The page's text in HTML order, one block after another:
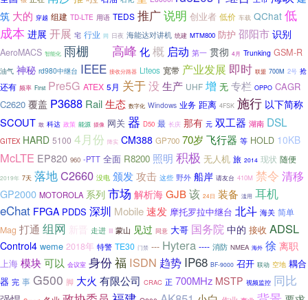
筑 大的 穿越 组建 TD-LTE 用语 TEDS 推广说明 创业者 低价 车载 QChat 低
成本 进展 开展 宅 行业 同 日夜 海能达对讲机 统建 MTM800 防护 邵阳市 识别
AeroMACS 智能化 雨棚 高峰 化概 启动 第一 贯彻 4月 Trunking GSM-R
油气 神秘 rd980中继台 IEEE 接收分路器 Liteos 宽带 产业发展 即时 联盟 700M 2号 抢
还有 频率 First Pre5G ATEX 5月 关于没生产 UHF 增 无 专栏 OPPO CAGR
C2620 覆盖 P3688 Rail生态 数字化 Windows 业务 距离 4FSK 施行 以下简称
SCOUT 敢 科达 政策 能源 摄像 网关 器 D50 最 长庆 那有 元 双工器 湖南 DSL
GITEX HARD 5100 4月份 降实 CM388 GP700 70岁 飞行器 等 HOLD 10KB
McLTE EP820 960 -PTT 全面 R8200 照明 积极 无人机 旅 2014 现状 随便
2019年 7天 落地C2660 没电 颁发攻击 这些 野外 船岸 请友台 410M 禁令 清移
GP2000 MOTOROLA 系列 市场 解析海 GJB该 24日 装备 滥用 耳机
eChat FPGA PDDS 深圳 Mobile速发 摩托罗拉中继台 北斗 海关 简单
Mag 打通 组网 新晋 走进 III 蒙山 见过 同意 大哥 国务院 中的 接收 ADSL
Control4 weme 2018年 特警 TE30 门禁 --- Hytera ---- 消防 NMEA 海外 徐 离职
上海 模块可以 会议室 身份福 ISDN 趋势 IP68 BF-9000 召开 联动 空地 耦合
器 完 事 G500 脚 大火 有限公司 CRAC 正 700MHz MSTP 视频监控 同比